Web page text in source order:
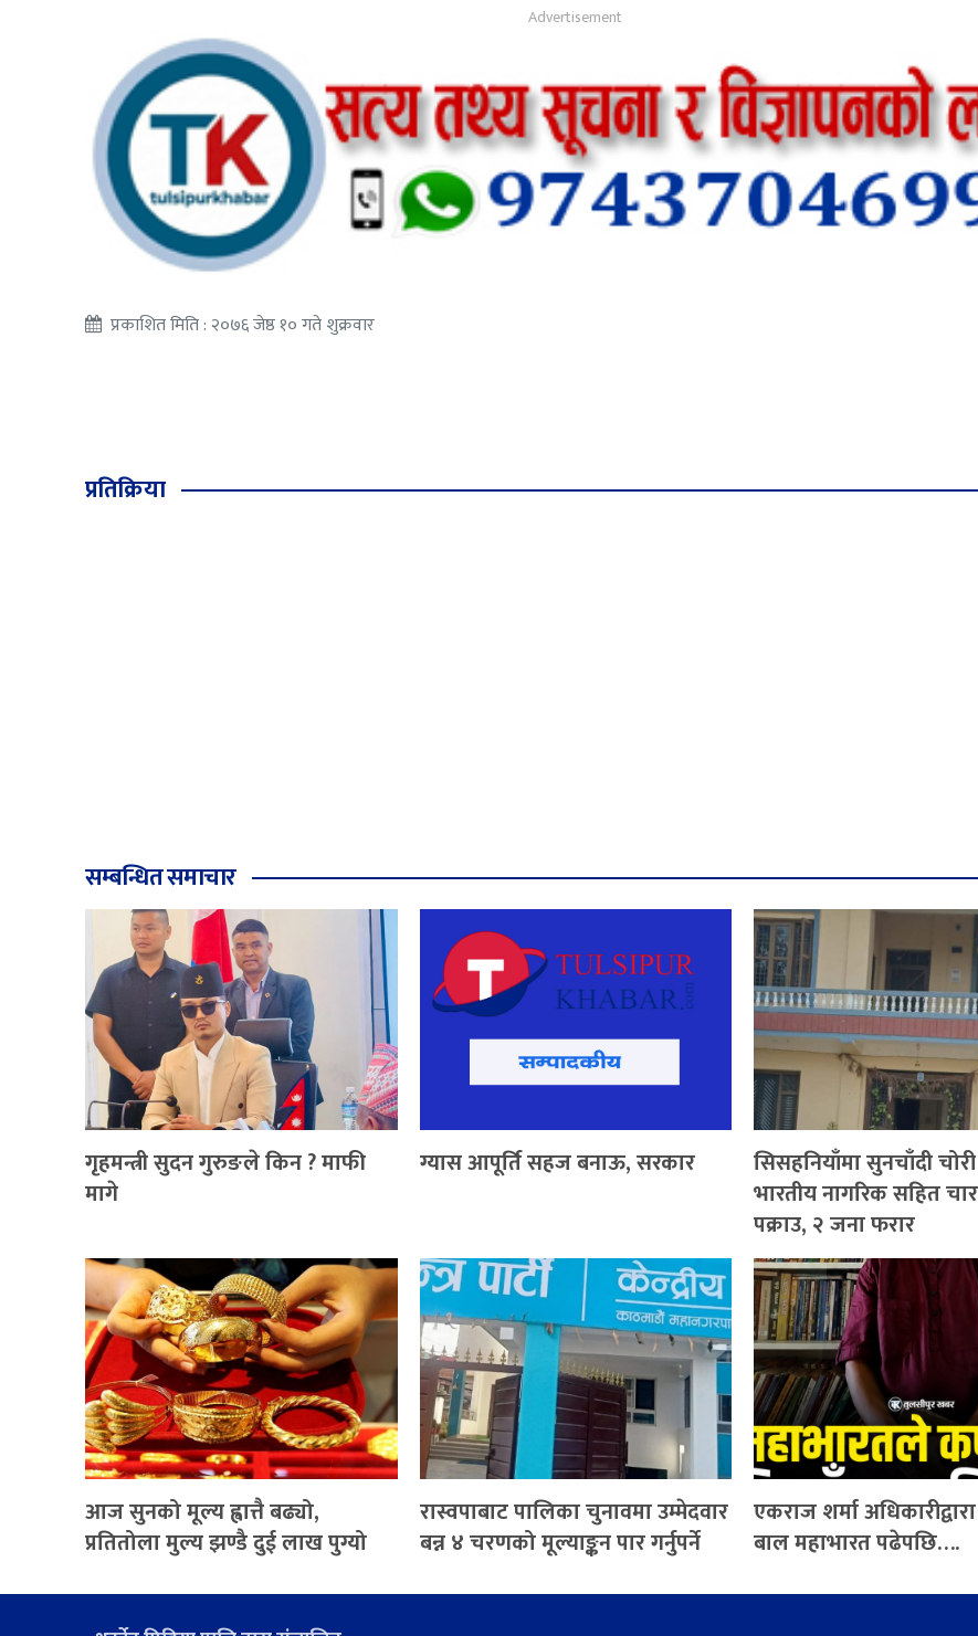
प्रकाशित मिति : २०७६ जेष्ठ १० गते शुक्रवार
प्रतिक्रिया
सम्बन्धित समाचार
गृहमन्त्री सुदन गुरुङले किन ? माफी
मागे
ग्यास आपूर्ति सहज बनाऊ, सरकार
सिसहनियाँमा सुनचाँदी
भारतीय नागरिक सहित
पक्राउ, २ जना फरार
आज सुनको मूल्य ह्वात्तै बढ्यो,
प्रतितोला मुल्य झण्डै दुई लाख पुग्यो
रास्वपाबाट पालिका चुनावमा उम्मेदवार
बन्न ४ चरणको मूल्याङ्कन पार गर्नुपर्ने
एकराज शर्मा
बाल महाभारत पढेपछि….